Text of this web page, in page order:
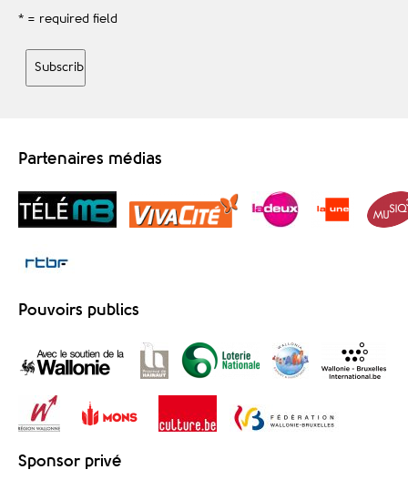
* = required field
Partenaires médias
Pouvoirs publics
Sponsor privé